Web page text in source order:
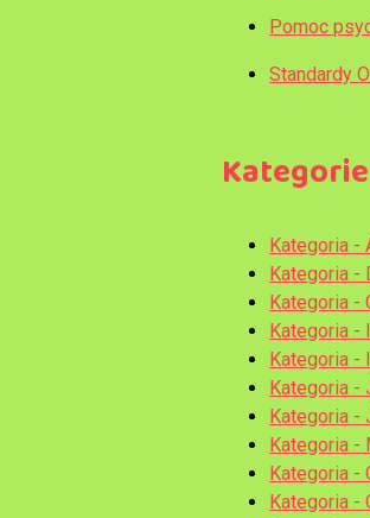
Pomoc
Standardy
Kategorie
Kategoria -
Kategoria -
Kategoria -
Kategoria -
Kategoria -
Kategoria -
Kategoria -
Kategoria -
Kategoria -
Kategoria -